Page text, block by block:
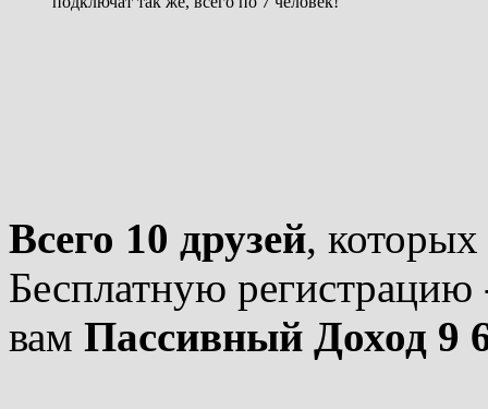
Всего 10 друзей,
Бесплатную регистрацию
вам Пассивный Доход 9